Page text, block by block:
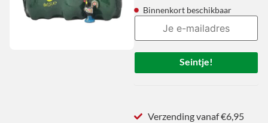
Binnenkort beschikbaar
Seintje!
Verzending vanaf €6,95